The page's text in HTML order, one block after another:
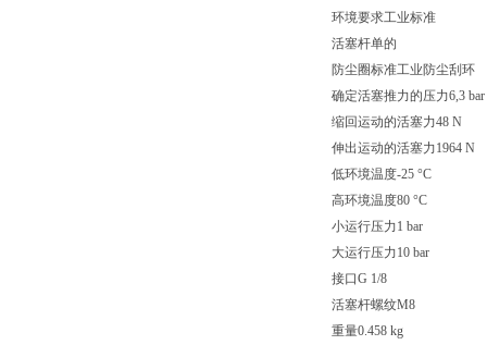
环境要求工业标准
活塞杆单的
防尘圈标准工业防尘刮环
确定活塞推力的压力6,3 bar
缩回运动的活塞力48 N
伸出运动的活塞力1964 N
低环境温度-25 °C
高环境温度80 °C
小运行压力1 bar
大运行压力10 bar
接口G 1/8
活塞杆螺纹M8
重量0.458 kg